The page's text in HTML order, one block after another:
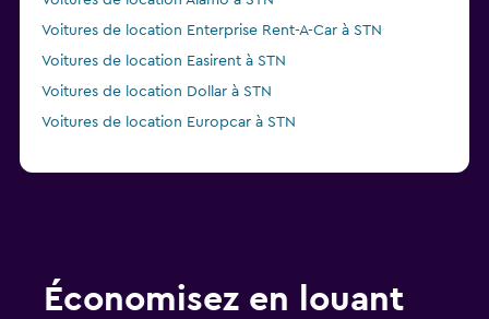
Voitures de location Enterprise Rent-A-Car à STN
Voitures de location Easirent à STN
Voitures de location Dollar à STN
Voitures de location Europcar à STN
Économisez en louant